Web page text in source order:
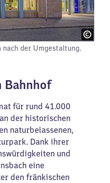
nach der Umgestaltung.
Bahnhof
für rund 41.000
der historischen
naturbelassenen,
Dank ihrer
und
eine
den fränkischen